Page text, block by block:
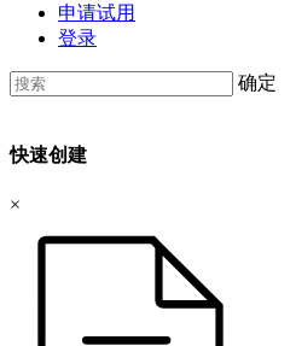
申请试用
登录
确定
快速创建
×